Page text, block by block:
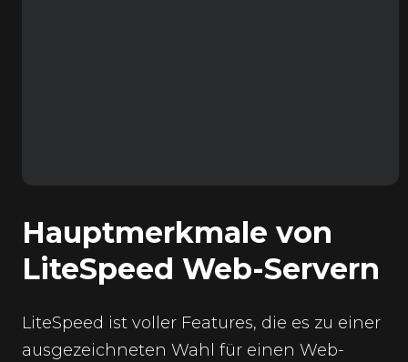
Hauptmerkmale von
LiteSpeed Web-Servern
LiteSpeed ist voller Features, die es zu einer
ausgezeichneten Wahl für einen Web-